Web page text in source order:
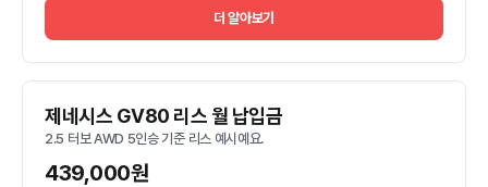
더 알아보기
제네시스 GV80 리스 월 납입금
2.5 터보 AWD 5인승 기준 리스 예시예요.
439,000원